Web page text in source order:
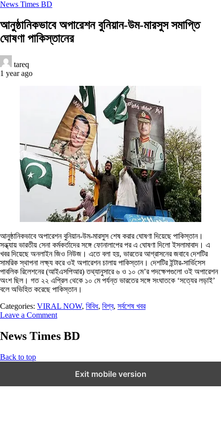
News Times BD
আনুষ্ঠানিকভাবে অপারেশন বুনিয়ান-উম-মারসুস সমাপ্তি
ঘোষণা পাকিস্তানের
tareq
1 year ago
আনুষ্ঠানিকভাবে অপারেশন বুনিয়ান-উম-মারসুস শেষ করার ঘোষণা দিয়েছে পাকিস্তান।
সন্ধ্যায় ভারতীয় সেনা কর্মকর্তাদের সঙ্গে ফোনালাপের পর এ ঘোষণা দিলো ইসলামাবাদ। এ
খবর দিয়েছে অনলাইন জিও নিউজ। এতে বলা হয়, ভারতের আগ্রাসনের জবাবে দেশটির
সামরিক স্থাপনা লক্ষ্য করে ওই অপারেশন চালায় পাকিস্তান। দেশটির ইন্টার-সার্ভিসেস
পাবলিক রিলেশনের (আইএসপিআর) তথ্যানুসারে ৬ ও ১০ মে’র পদক্ষেপগুলো ওই অপারেশন
অংশ ছিল। গত ২২ এপ্রিল থেকে ১০ মে পর্যন্ত ভারতের সঙ্গে সংঘাতকে ‘সত্যের লড়াই’
বলে অভিহিত করেছে পাকিস্তান।
Categories: VIRAL NOW, বিবিধ, বিশ্ব, সর্বশেষ খবর
Leave a Comment
News Times BD
Back to top
Exit mobile version